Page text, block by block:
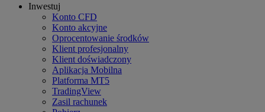
Inwestuj
Konto CFD
Konto akcyjne
Oprocentowanie środków
Klient profesjonalny
Klient doświadczony
Aplikacja Mobilna
Platforma MT5
TradingView
Zasil rachunek